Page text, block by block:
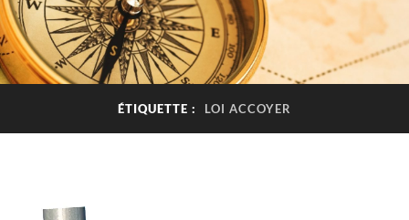
ÉTIQUETTE : LOI ACCOYER